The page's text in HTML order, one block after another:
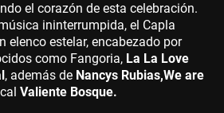
el corazón de esta celebración.
ininterrumpida, el Capla
elenco estelar, encabezado por
como Fangoria, La La Love
, además de Nancys Rubias,We are
Valiente Bosque.